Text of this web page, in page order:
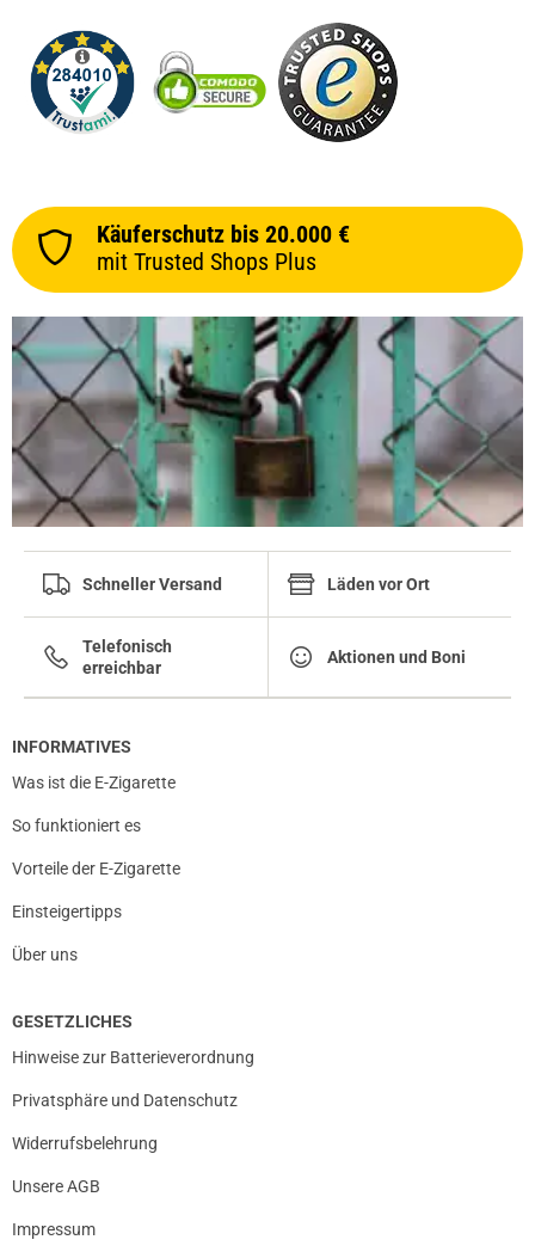
Käuferschutz bis 20.000 €
mit Trusted Shops Plus
Schneller Versand Läden vor Ort
Telefonisch
erreichbar
Aktionen und Boni
INFORMATIVES
Was ist die E-Zigarette
So funktioniert es
Vorteile der E-Zigarette
Einsteigertipps
Über uns
GESETZLICHES
Hinweise zur Batterieverordnung
Privatsphäre und Datenschutz
Widerrufsbelehrung
Unsere AGB
Impressum